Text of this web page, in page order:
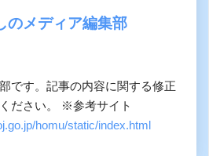
のメディア編集部
です。記事の内容に関する修正
ださい。 ※参考サイト
homu/static/index.html